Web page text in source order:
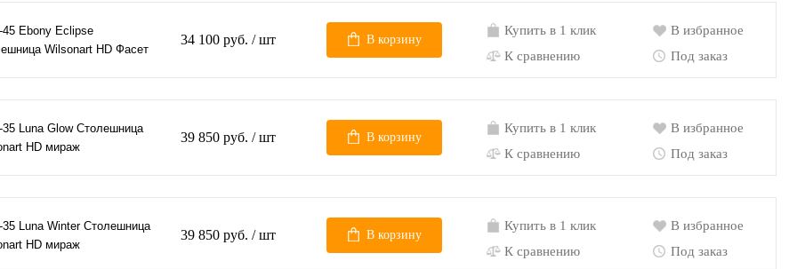
45 Ebony Eclipse
Wilsonart HD Фасет
34 100 руб. / шт В корзину
Купить в 1 клик
К сравнению
В избранное
Под заказ
35 Luna Glow Столешница
HD мираж
39 850 руб. / шт В корзину
Купить в 1 клик
К сравнению
В избранное
Под заказ
35 Luna Winter Столешница
HD мираж
39 850 руб. / шт В корзину
Купить в 1 клик
К сравнению
В избранное
Под заказ